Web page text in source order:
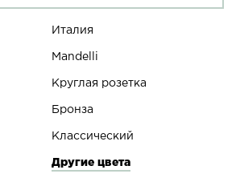
Италия
Mandelli
Круглая розетка
Бронза
Классический
Другие цвета